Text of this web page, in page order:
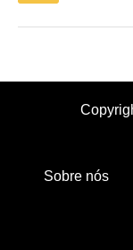
Sobre nós